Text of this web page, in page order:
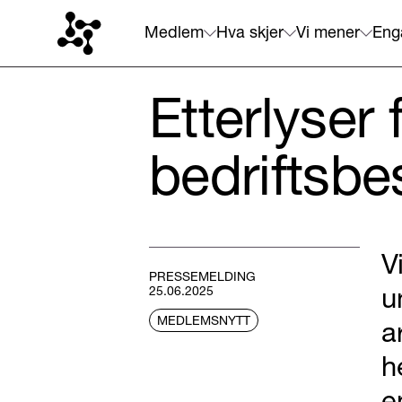
Medlem Hva skjer Vi mener
Etterlyser
PRESSEMELDING
25.06.2025
MEDLEMSNYTT